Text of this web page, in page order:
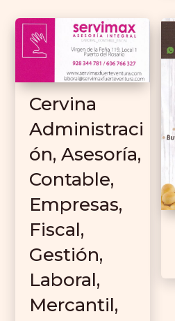
Cervina
Administraci
ón, Asesoría,
Contable,
Empresas,
Fiscal,
Gestión,
Laboral,
Mercantil,